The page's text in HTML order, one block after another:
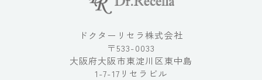
ドクターリセラ株式会社
〒533-0033
大阪府大阪市東淀川区東中島
1-7-17リセラビル